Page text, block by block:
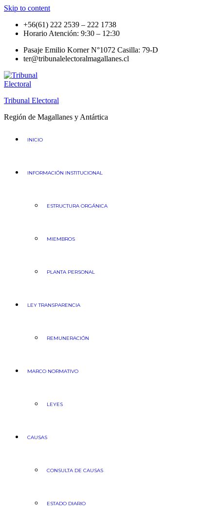
Skip to content
+56(61) 222 2539 – 222 1738
Horario Atención: 9:30 – 12:30
Pasaje Emilio Korner N°1072 Casilla: 79-D
ter@tribunalelectoralmagallanes.cl
Tribunal Electoral
Región de Magallanes y Antártica
INICIO
INFORMACIÓN INSTITUCIONAL
ESTRUCTURA ORGÁNICA
MIEMBROS
PLANTA PERSONAL
LEY TRANSPARENCIA
REMUNERACIÓN
MARCO NORMATIVO
LEYES
CAUSAS
CONSULTA DE CAUSAS
ESTADO DIARIO